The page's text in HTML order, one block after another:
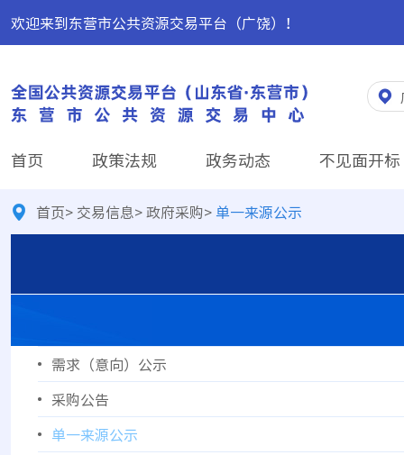
欢迎来到东营市公共资源交易平台（广饶）！
首页 政策法规 政务动态 不见面开标
首页> 交易信息>政府采购> 单一来源公示
需求（意向）公示
采购公告
单一来源公示